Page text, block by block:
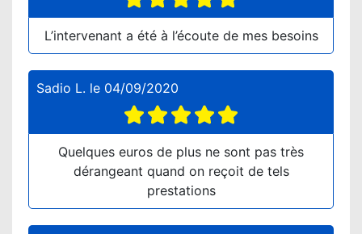
L’intervenant a été à l’écoute de mes besoins
Sadio L. le 04/09/2020
Quelques euros de plus ne sont pas très
dérangeant quand on reçoit de tels
prestations